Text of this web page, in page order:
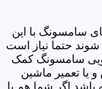
سامسونگ با این
حتما نیاز است
سامسونگ کمک
یا تعمیر ماشین
شما هم با